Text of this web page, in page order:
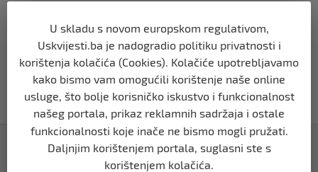
BIHAĆ
RK Zagreb izabrao kompaniju iz Bihaća
za izradu nove službene web stranice
prije 2 mjeseca
Izdvojeno
U skladu s novom europskom regulativom,
Uskvijesti.ba je nadogradio politiku privatnosti i
korištenja kolačića (Cookies). Kolačiće upotrebljavamo
kako bismo vam omogućili korištenje naše online
usluge, što bolje korisničko iskustvo i funkcionalnost
našeg portala, prikaz reklamnih sadržaja i ostale
funkcionalnosti koje inače ne bismo mogli pružati.
Daljnjim korištenjem portala, suglasni ste s
korištenjem kolačića.